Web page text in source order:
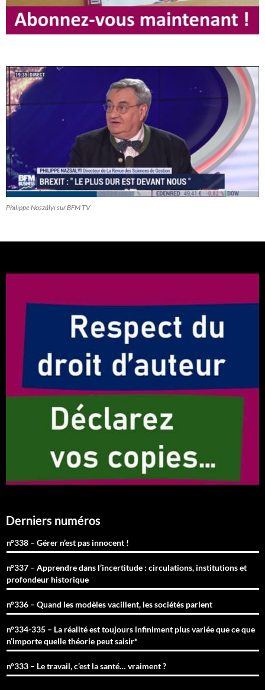
Philippe Naszályi sur BFM TV
Derniers numéros
n°338 – Gérer n’est pas innocent !
n°337 – Apprendre dans l’incertitude : circulations, institutions et
profondeur historique
n°336 – Quand les modèles vacillent, les sociétés parlent
n°334-335 – La réalité est toujours infiniment plus variée que ce que
n’importe quelle théorie peut saisir*
n°333 – Le travail, c’est la santé… vraiment ?